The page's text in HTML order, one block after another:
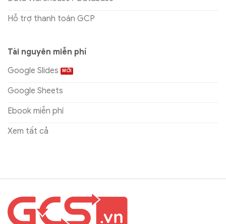
Hỗ trợ thanh toán GCP
Tài nguyên miễn phí
Google Slides
Google Sheets
Ebook miễn phí
Xem tất cả